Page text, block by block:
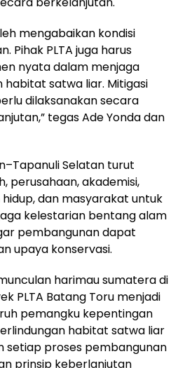
mengabaikan kondisi
Pihak PLTA juga harus
nyata dalam menjaga
satwa liar. Mitigasi
dilaksanakan secara
tegas Ade Yonda dan
Selatan turut
perusahaan, akademisi,
dan masyarakat untuk
kelestarian bentang alam
pembangunan dapat
upaya konservasi.
harimau sumatera di
PLTA Batang Toru menjadi
pemangku kepentingan
habitat satwa liar
setiap proses pembangunan
prinsip keberlanjutan